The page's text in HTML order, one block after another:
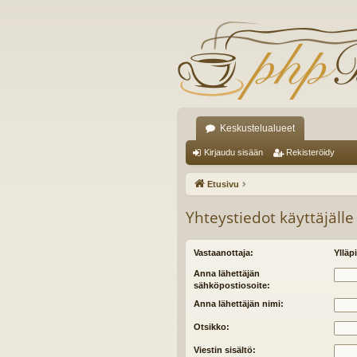
Keskustelualueet
Kirjaudu sisään Rekisteröidy
Etusivu
Yhteystiedot käyttäjälle
Vastaanottaja:
Anna lähettäjän
sähköpostiosoite:
Anna lähettäjän nimi:
Otsikko:
Viestin sisältö: